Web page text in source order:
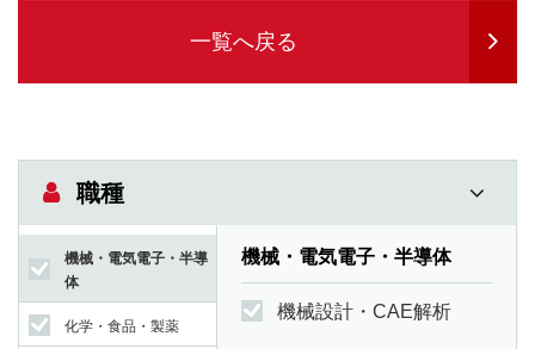
一覧へ戻る
職種
機械・電気電子・半導
体
化学・食品・製薬
機械・電気電子・半導体
機械設計・CAE解析